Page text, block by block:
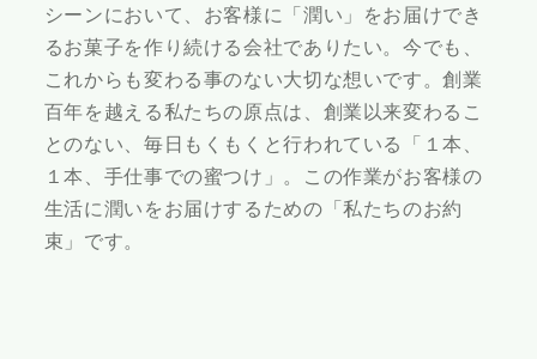
シーンにおいて、お客様に「潤い」をお届けでき
るお菓子を作り続ける会社でありたい。今でも、
これからも変わる事のない大切な想いです。創業
百年を越える私たちの原点は、創業以来変わるこ
とのない、毎日もくもくと行われている「１本、
１本、手仕事での蜜つけ」。この作業がお客様の
生活に潤いをお届けするための「私たちのお約
束」です。